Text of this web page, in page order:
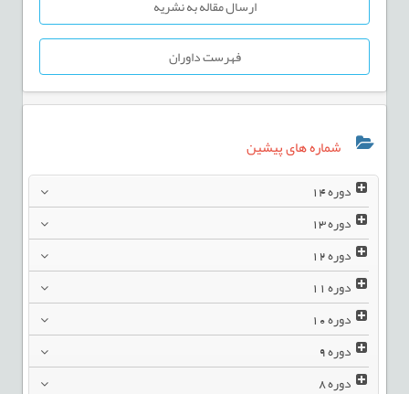
ارسال مقاله به نشریه
فهرست داوران
شماره های پیشین
دوره14
دوره13
دوره12
دوره11
دوره10
دوره9
دوره8